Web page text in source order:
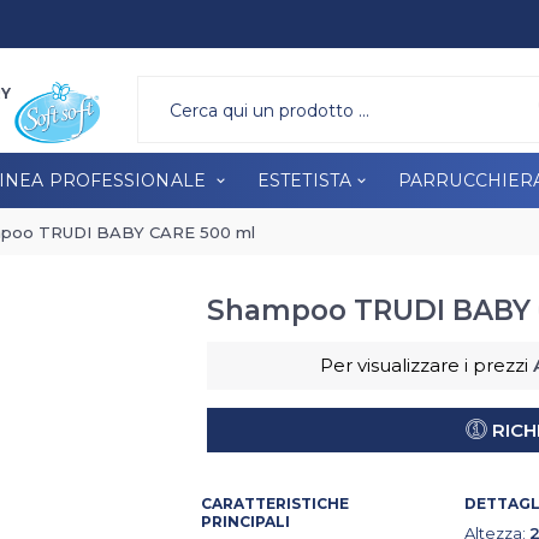
PROFESSIONALE
PROFESSIONALE ESTETISTA
TRUDI BABY CARE 500 ml
Shampoo TRUDI BABY
Per visualizzare i prezzi
CARATTERISTICHE
PRINCIPALI
Altezza: